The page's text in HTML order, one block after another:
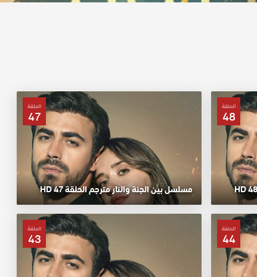
الحلقة
48
الحلقة
47
مسلسل بين الجنة والنار مترجم الحلقة 47 HD
الحلقة
44
الحلقة
43